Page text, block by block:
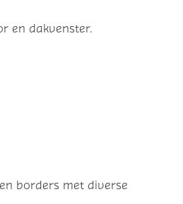
en dakvenster.
borders met diverse